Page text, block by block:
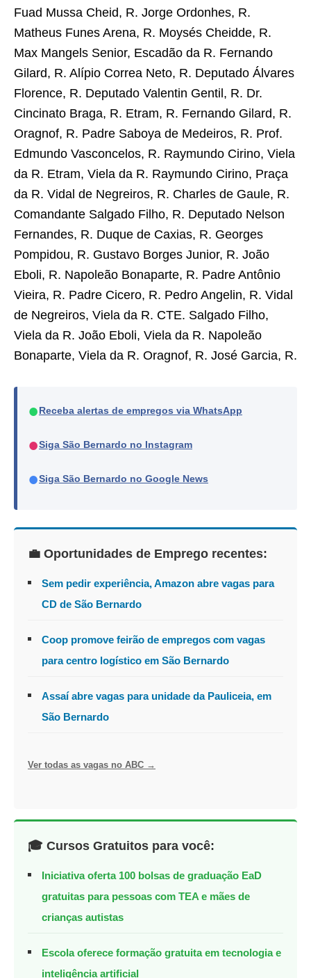
Fuad Mussa Cheid, R. Jorge Ordonhes, R.
Matheus Funes Arena, R. Moysés Cheidde, R.
Max Mangels Senior, Escadão da R. Fernando
Gilard, R. Alípio Correa Neto, R. Deputado Álvares
Florence, R. Deputado Valentin Gentil, R. Dr.
Cincinato Braga, R. Etram, R. Fernando Gilard, R.
Oragnof, R. Padre Saboya de Medeiros, R. Prof.
Edmundo Vasconcelos, R. Raymundo Cirino, Viela
da R. Etram, Viela da R. Raymundo Cirino, Praça
da R. Vidal de Negreiros, R. Charles de Gaule, R.
Comandante Salgado Filho, R. Deputado Nelson
Fernandes, R. Duque de Caxias, R. Georges
Pompidou, R. Gustavo Borges Junior, R. João
Eboli, R. Napoleão Bonaparte, R. Padre Antônio
Vieira, R. Padre Cicero, R. Pedro Angelin, R. Vidal
de Negreiros, Viela da R. CTE. Salgado Filho,
Viela da R. João Eboli, Viela da R. Napoleão
Bonaparte, Viela da R. Oragnof, R. José Garcia, R.
● Receba alertas de empregos via WhatsApp
●Siga São Bernardo no Instagram
●Siga São Bernardo no Google News
💼 Oportunidades de Emprego recentes:
Sem pedir experiência, Amazon abre vagas para
CD de São Bernardo
Coop promove feirão de empregos com vagas
para centro logístico em São Bernardo
Assaí abre vagas para unidade da Pauliceia, em
São Bernardo
Ver todas as vagas no ABC →
🎓 Cursos Gratuitos para você:
Iniciativa oferta 100 bolsas de graduação EaD
gratuitas para pessoas com TEA e mães de
crianças autistas
Escola oferece formação gratuita em tecnologia e
inteligência artificial